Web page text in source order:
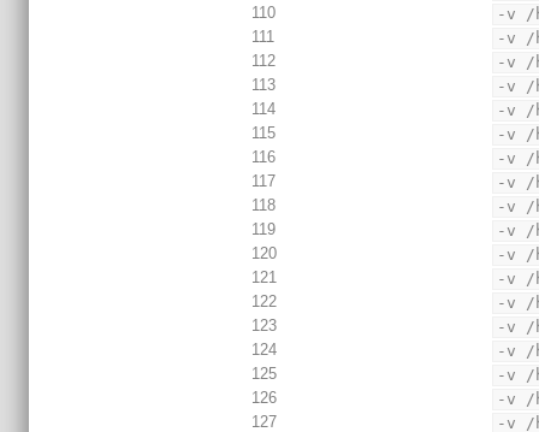
110
-v /
111
-v /
112
-v /
113
-v /
114
-v /
115
-v /
116
-v /
117
-v /
118
-v /
119
-v /
120
-v /
121
-v /
122
-v /
123
-v /
124
-v /
125
-v /
126
-v /
127
-v /